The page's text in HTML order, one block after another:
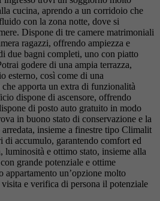
cucina, aprendo a un corridoio che
con la zona notte, dove si
Dispone di tre camere matrimoniali
ragazzi, offrendo ampiezza e
due bagni completi, uno con piatto
godere di una ampia terrazza,
esterno, così come di una
apporta un extra di funzionalità
dispone di ascensore, offrendo
di posto auto gratuito in modo
in buono stato di conservazione e la
insieme a finestre tipo Climalit
di accumulo, garantendo comfort ed
luminosità e ottimo stato, insieme alla
grande potenziale e ottime
appartamento un’opzione molto
e verifica di persona il potenziale